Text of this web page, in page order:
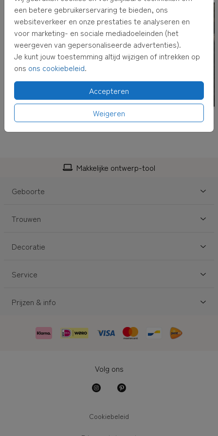
een betere gebruikerservaring te bieden, ons
websiteverkeer en onze prestaties te analyseren en
voor marketing- en sociale mediadoeleinden (het
weergeven van gepersonaliseerde advertenties).
Je kunt jouw toestemming altijd wijzigen of intrekken op
ons ons cookiebeleid.
Accepteren
Weigeren
Wanneer je voorrechtstreeks verzenden met
adresvensterkiest, versturen wij de kaart voor je,
inclusief envelop met adresvenster en postzegel! Het
adres kun je bij het afrekenen invullen.
TIP:Adressen altijd bij de hand hebben? Verzamel dan
adressen in jeeigen adresboek
Makkelijke ontwerp-tool
Geboorte
Trouwen
Decoratie
Service
Prijzen & info
Volg ons
Cookiebeleid